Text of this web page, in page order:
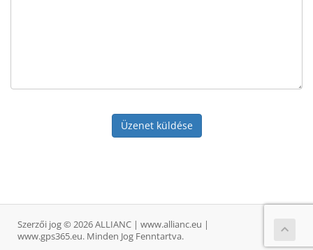
Üzenet küldése
Szerzői jog © 2026 ALLIANC | www.allianc.eu |
www.gps365.eu. Minden Jog Fenntartva.